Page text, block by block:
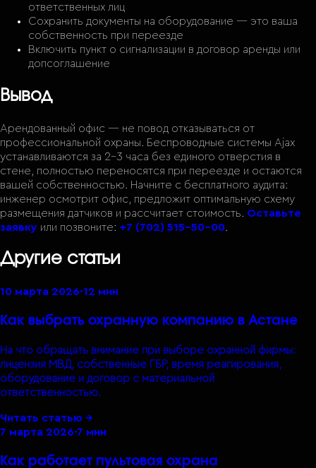
ответственных лиц
Сохранить документы на оборудование — это ваша
собственность при переезде
Включить пункт о сигнализации в договор аренды или
допсоглашение
Вывод
Арендованный офис — не повод отказываться от
профессиональной охраны. Беспроводные системы Ajax
устанавливаются за 2–3 часа без единого отверстия в
стене, полностью переносятся при переезде и остаются
вашей собственностью. Начните с бесплатного аудита:
инженер осмотрит офис, предложит оптимальную схему
размещения датчиков и рассчитает стоимость. Оставьте
заявку или позвоните: +7 (702) 515-50-00.
Другие статьи
10 марта 2026·12 мин
Как выбрать охранную компанию в Астане
На что обращать внимание при выборе охранной фирмы:
лицензия МВД, собственные ГБР, время реагирования,
оборудование и договор с материальной
ответственностью.
Читать статью →
7 марта 2026·7 мин
Как работает пультовая охрана